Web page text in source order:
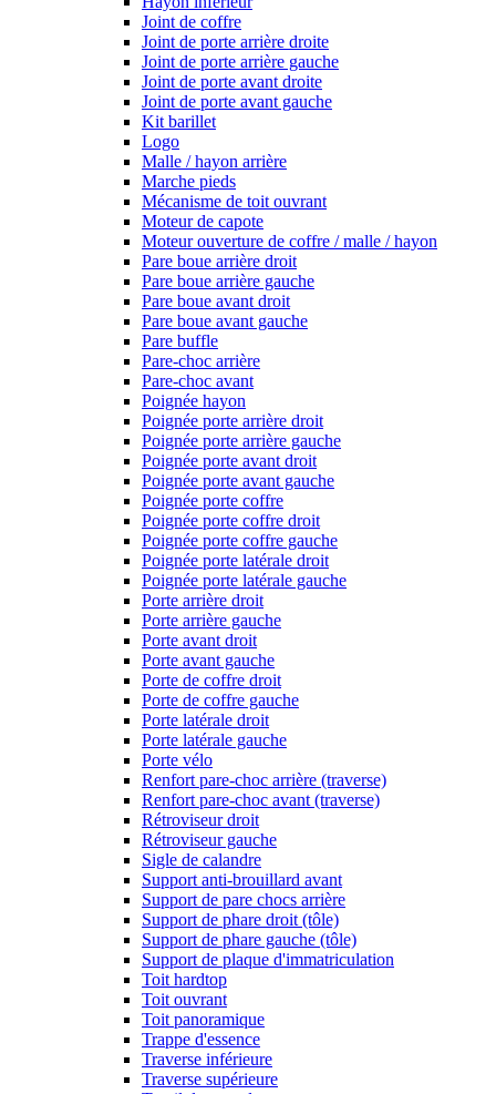
Joint de coffre
Joint de porte arrière droite
Joint de porte arrière gauche
Joint de porte avant droite
Joint de porte avant gauche
Kit barillet
Logo
Malle / hayon arrière
Marche pieds
Mécanisme de toit ouvrant
Moteur de capote
Moteur ouverture de coffre / malle / hayon
Pare boue arrière droit
Pare boue arrière gauche
Pare boue avant droit
Pare boue avant gauche
Pare buffle
Pare-choc arrière
Pare-choc avant
Poignée hayon
Poignée porte arrière droit
Poignée porte arrière gauche
Poignée porte avant droit
Poignée porte avant gauche
Poignée porte coffre
Poignée porte coffre droit
Poignée porte coffre gauche
Poignée porte latérale droit
Poignée porte latérale gauche
Porte arrière droit
Porte arrière gauche
Porte avant droit
Porte avant gauche
Porte de coffre droit
Porte de coffre gauche
Porte latérale droit
Porte latérale gauche
Porte vélo
Renfort pare-choc arrière (traverse)
Renfort pare-choc avant (traverse)
Rétroviseur droit
Rétroviseur gauche
Sigle de calandre
Support anti-brouillard avant
Support de pare chocs arrière
Support de phare droit (tôle)
Support de phare gauche (tôle)
Support de plaque d'immatriculation
Toit hardtop
Toit ouvrant
Toit panoramique
Trappe d'essence
Traverse inférieure
Traverse supérieure